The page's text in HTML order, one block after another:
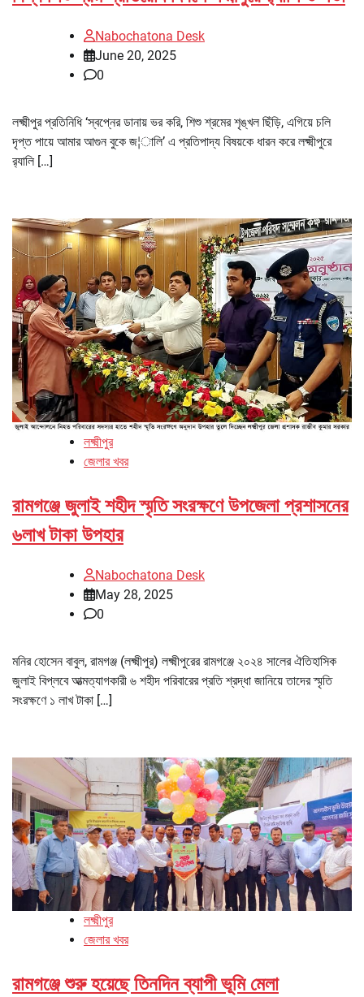
Nabochatona Desk
June 20, 2025
0
লক্ষ্মীপুর প্রতিনিধি ‘স্বপ্নের ডানায় ভর করি, শিশু শ্রমের শৃঙ্খল ছিঁড়ি, এগিয়ে চলি
দৃপ্ত পায়ে আমার আগুন বুকে জ¦ালি’ এ প্রতিপাদ্য বিষয়কে ধারন করে লক্ষ্মীপুরে
র‌্যালি […]
লক্ষ্মীপুর
জেলার খবর
রামগঞ্জে জুলাই শহীদ স্মৃতি সংরক্ষণে উপজেলা প্রশাসনের
৬লাখ টাকা উপহার
Nabochatona Desk
May 28, 2025
0
মনির হোসেন বাবুল, রামগঞ্জ (লক্ষ্মীপুর) লক্ষ্মীপুরের রামগঞ্জে ২০২৪ সালের ঐতিহাসিক
জুলাই বিপ্লবে আত্মত্যাগকারী ৬ শহীদ পরিবারের প্রতি শ্রদ্ধা জানিয়ে তাদের স্মৃতি
সংরক্ষণে ১ লাখ টাকা […]
লক্ষ্মীপুর
জেলার খবর
রামগঞ্জে শুরু হয়েছে তিনদিন ব্যাপী ভূমি মেলা